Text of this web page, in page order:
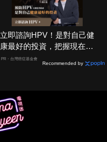
立即諮詢HPV！是對自己健
康最好的投資，把握現在不
嫌晚！
PR・台灣癌症基金會
Recommended by